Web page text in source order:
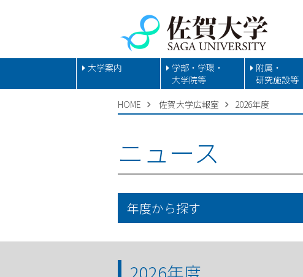
大学案内
学部・学環・
大学院等
附属・
研究施設等
HOME 佐賀大学広報室 2026年度
ニュース
年度から探す
2026年度